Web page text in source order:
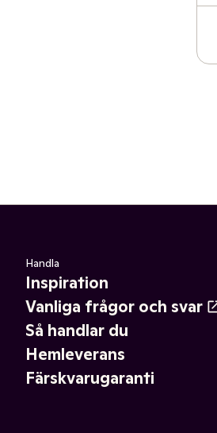
Handla
Inspiration
Vanliga frågor och svar
Så handlar du
Hemleverans
Färskvarugaranti